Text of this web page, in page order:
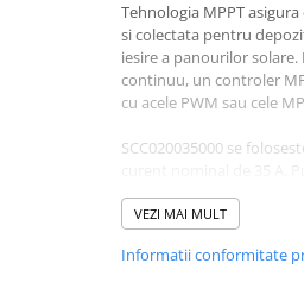
Toate panourile portabile
Kituri solare pentru balcon
Componente Fotovoltaice
Incarcatoare solare
Tehnologia MPPT
si colectata pentru
iesire a panourilor
continuu, un controler
cu acele PWM sau cele
SCC020035000 se
500 W si 2000 W in
maxim 150 V.
Are un design compact si
VEZI MAI MULT
Informatii conformitate